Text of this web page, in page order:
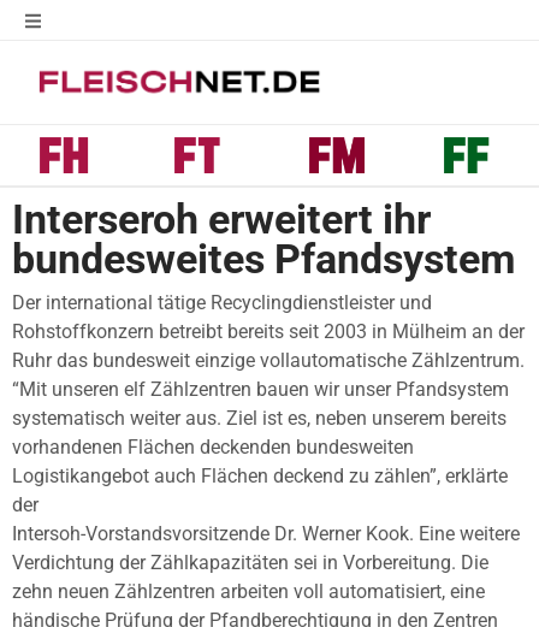
Interseroh erweitert ihr
bundesweites Pfandsystem
Der international tätige Recyclingdienstleister und
Rohstoffkonzern betreibt bereits seit 2003 in Mülheim an der
Ruhr das bundesweit einzige vollautomatische Zählzentrum.
“Mit unseren elf Zählzentren bauen wir unser Pfandsystem
systematisch weiter aus. Ziel ist es, neben unserem bereits
vorhandenen Flächen deckenden bundesweiten
Logistikangebot auch Flächen deckend zu zählen”, erklärte
der
Intersoh-Vorstandsvorsitzende Dr. Werner Kook. Eine weitere
Verdichtung der Zählkapazitäten sei in Vorbereitung. Die
zehn neuen Zählzentren arbeiten voll automatisiert, eine
händische Prüfung der Pfandberechtigung in den Zentren